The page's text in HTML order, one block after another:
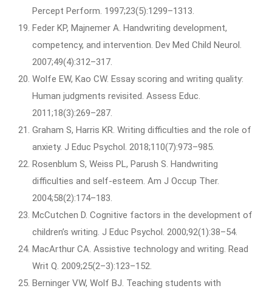
Percept Perform. 1997;23(5):1299–1313.
Feder KP, Majnemer A. Handwriting development,
competency, and intervention. Dev Med Child Neurol.
2007;49(4):312–317.
Wolfe EW, Kao CW. Essay scoring and writing quality:
Human judgments revisited. Assess Educ.
2011;18(3):269–287.
Graham S, Harris KR. Writing difficulties and the role of
anxiety. J Educ Psychol. 2018;110(7):973–985.
Rosenblum S, Weiss PL, Parush S. Handwriting
difficulties and self-esteem. Am J Occup Ther.
2004;58(2):174–183.
McCutchen D. Cognitive factors in the development of
children’s writing. J Educ Psychol. 2000;92(1):38–54.
MacArthur CA. Assistive technology and writing. Read
Writ Q. 2009;25(2–3):123–152.
Berninger VW, Wolf BJ. Teaching students with